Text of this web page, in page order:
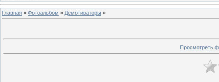
Главная » Фотоальбом » Демотиваторы »
Просмотреть